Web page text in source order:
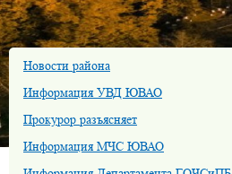
Новости района
Информация УВД ЮВАО
Прокурор разъясняет
Информация МЧС ЮВАО